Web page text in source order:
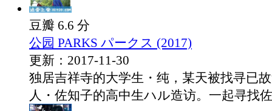
豆瓣 6.6 分
公园 PARKS パークス (2017)
更新：2017-11-30
独居吉祥寺的大学生・纯，某天被找寻已
人・佐知子的高中生ハル造访。一起寻找